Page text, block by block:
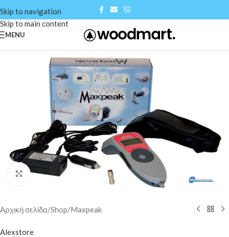
Skip to navigation
Skip to main content
MENU
Click to enlarge
Αρχική σελίδα/Shop/Maxpeak
Alexstore